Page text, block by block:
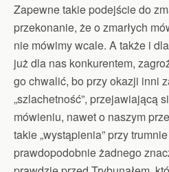
Zapewne takie podejście do
przekonanie, że o zmarłych
nie mówimy wcale. A także i
już dla nas konkurentem,
go chwalić, bo przy okazji inni
„szlachetność”, przejawiającą
mówieniu, nawet o naszym
takie „wystąpienia” przy
prawdopodobnie żadnego